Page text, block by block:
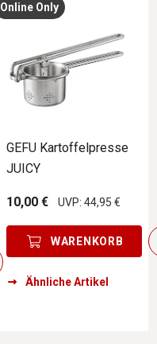
Online Only
GEFU Kartoffelpresse
JUICY
10,00 € UVP: 44,95 €
WARENKORB
Ähnliche Artikel